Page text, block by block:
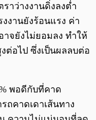
าว่างงานดิ่งลงต่ำ
งานยังร้อนแรง ค่า
าจยังไม่ยอมลง ทำให้
ต่อไป ซึ่งเป็นผลลบต่อ
พอดีกับที่คาด
ถคาดเดาเส้นทาง